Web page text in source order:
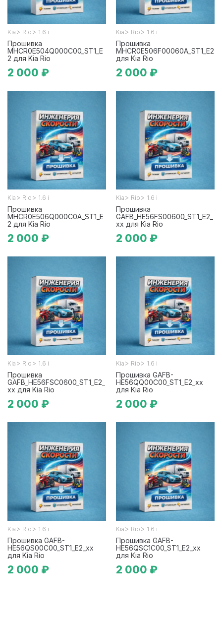
Kia > Rio > 1.6 i
Прошивка
MHCR0E504Q000C00_ST1_E
2 для Kia Rio
2 000 ₽
Kia > Rio > 1.6 i
Прошивка
MHCR0E506F00060A_ST1_E2
для Kia Rio
2 000 ₽
Kia > Rio > 1.6 i
Прошивка
MHCR0E506Q000C0A_ST1_E
2 для Kia Rio
2 000 ₽
Kia > Rio > 1.6 i
Прошивка
GAFB_HE56FS00600_ST1_E2_
xx для Kia Rio
2 000 ₽
Kia > Rio > 1.6 i
Прошивка
GAFB_HE56FSC0600_ST1_E2_
xx для Kia Rio
2 000 ₽
Kia > Rio > 1.6 i
Прошивка GAFB-
HE56QQ00C00_ST1_E2_xx
для Kia Rio
2 000 ₽
Kia > Rio > 1.6 i
Прошивка GAFB-
HE56QS00C00_ST1_E2_xx
для Kia Rio
2 000 ₽
Kia > Rio > 1.6 i
Прошивка GAFB-
HE56QSC1C00_ST1_E2_xx
для Kia Rio
2 000 ₽